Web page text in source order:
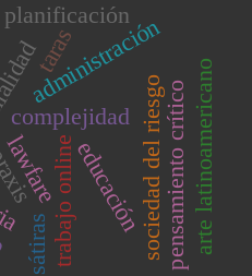
complejidad sociedad del riesgo
trabajo online pensamiento crítico
administración
educación
planificación
taras
sátiras arte latinoamericano
lawfare